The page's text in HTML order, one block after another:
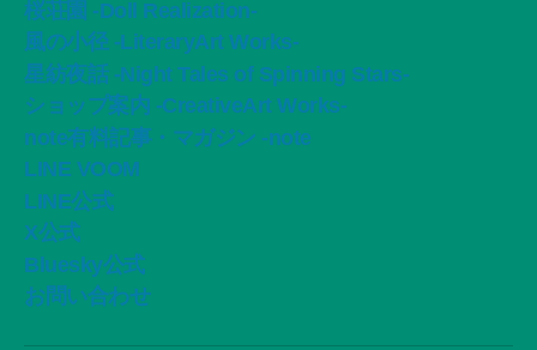
桜荘園 -Doll Realization-
風の小径 -LiteraryArt Works-
星紡夜話 -Night Tales of Spinning Stars-
ショップ案内 -CreativeArt Works-
note有料記事・マガジン -note
LINE VOOM
LINE公式
X公式
Bluesky公式
お問い合わせ